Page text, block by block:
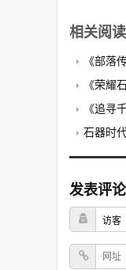
相关阅读
《部落
《荣耀石
《追寻
石器时
发表评论